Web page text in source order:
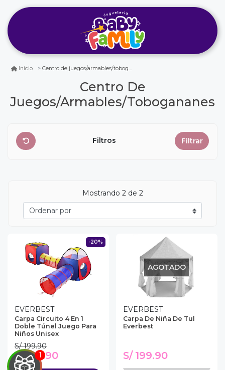
Inicio Centro de juegos/armables/tobogananes
Centro De
Juegos/armables/tobogananes
Filtros Filtrar
Mostrando 2de 2
-20%
EVERBEST
Carpa Circuito 4 En 1
Doble Túnel Juego Para
Niños Unisex
S/ 199.90
S/ 159.90
AGOTADO
EVERBEST
Carpa De Niña De Tul
Everbest
S/ 199.90